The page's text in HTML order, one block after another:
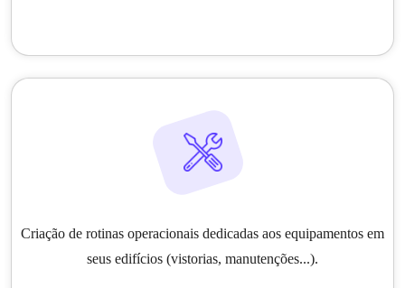
Criação de rotinas operacionais dedicadas aos equipamentos em
seus edifícios (vistorias, manutenções...).